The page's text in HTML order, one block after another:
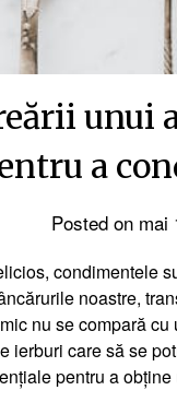
unui
a
Posted on mai
condimentele
noastre,
nu se compară
ierburi care să se
pentru a